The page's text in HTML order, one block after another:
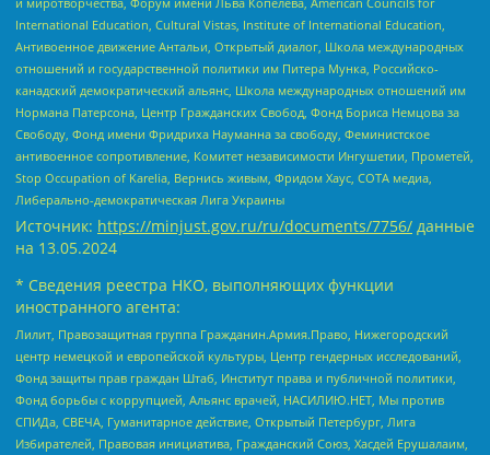
International Education, Cultural Vistas, Institute of International Education,
Антивоенное движение Антальи, Открытый диалог, Школа международных
отношений и государственной политики им Питера Мунка, Российско-
канадский демократический альянс, Школа международных отношений им
Нормана Патерсона, Центр Гражданских Свобод, Фонд Бориса Немцова за
Свободу, Фонд имени Фридриха Науманна за свободу, Феминистское
антивоенное сопротивление, Комитет независимости Ингушетии, Прометей,
Stop Occupation of Karelia, Вернись живым, Фридом Хаус, СОТА медиа,
Либерально-демократическая Лига Украины
Источник: https://minjust.gov.ru/ru/documents/7756/ данные
на 13.05.2024
* Сведения реестра НКО, выполняющих функции
иностранного агента:
Лилит, Правозащитная группа Гражданин.Армия.Право, Нижегородский
центр немецкой и европейской культуры, Центр гендерных исследований,
Фонд защиты прав граждан Штаб, Институт права и публичной политики,
Фонд борьбы с коррупцией, Альянс врачей, НАСИЛИЮ.НЕТ, Мы против
СПИДа, СВЕЧА, Гуманитарное действие, Открытый Петербург, Лига
Избирателей, Правовая инициатива, Гражданский Союз, Хасдей Ерушалаим,